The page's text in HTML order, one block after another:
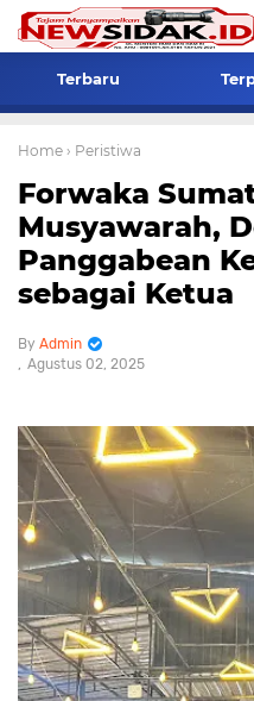
Terbaru
Home › Peristiwa
Forwaka
Musyawarah,
Panggabean
sebagai Ketua
Admin
Agustus 02, 2025